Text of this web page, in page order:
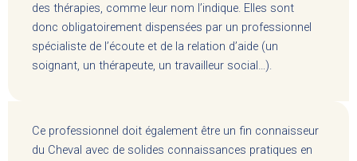
des thérapies, comme leur nom l’indique. Elles sont
donc obligatoirement dispensées par un professionnel
spécialiste de l’écoute et de la relation d’aide (un
soignant, un thérapeute, un travailleur social…).
Ce professionnel doit également être un fin connaisseur
du Cheval avec de solides connaissances pratiques en